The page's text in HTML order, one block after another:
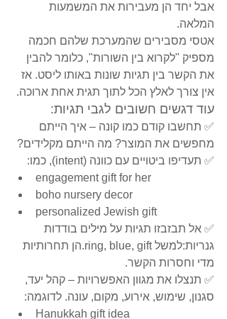
אבל יחד הן מעבירות את המשמעות
המלאה.
אטסי מסבירים שהמערכת שלהם חכמה
מספיק "לקרוא בין השורות", כלומר להבין
את הקשר בין תגיות שונות באותו ליסט. אז
אין צורך לאלץ הכל לתוך תגית אחת ארוכה.
עוד דגשים חשובים לגבי תגיות:
✅ תחשבו קודם כמו קונה – איך הייתם
מחפשים את המוצר? מה הייתם מקלידים?
✅ תעדיפו ביטויים עם כוונה (intent), כמו:
engagement gift for her
boho nursery decor
personalized Jewish gift
✅ אל תבזבזו תגיות על מילים בודדות
גנריות:למשל ring, blue, gift.הן תחרותיות
מדי וחסרות הקשר.
✅ תנצלו את מגוון האפשרויות – קהל יעד,
סגנון, שימוש, אירוע, מקום, עונה. לדוגמה:
Hanukkah gift idea